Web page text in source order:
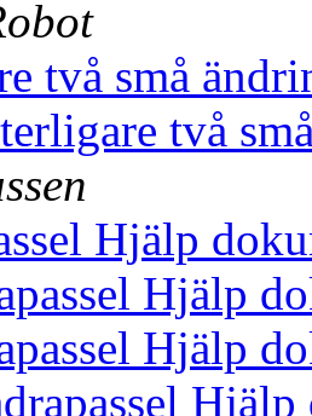
två små
två
Hjälp
Hjälp
Hjälp